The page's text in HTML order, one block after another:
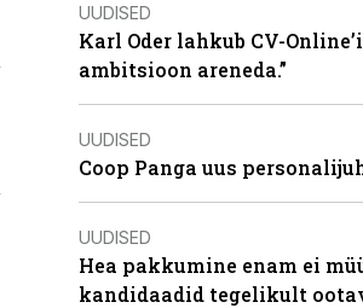
UUDISED
Karl Oder lahkub CV-
ambitsioon areneda.”
UUDISED
Coop Panga uus
UUDISED
Hea pakkumine enam ei
kandidaadid tegelikult